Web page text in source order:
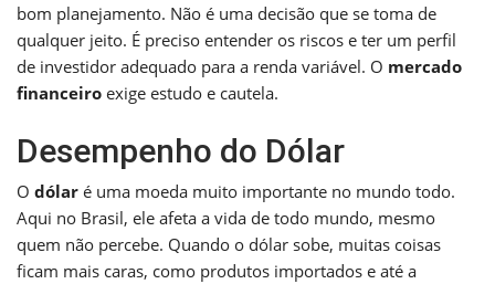
bom planejamento. Não é uma decisão que se toma de
qualquer jeito. É preciso entender os riscos e ter um perfil
de investidor adequado para a renda variável. O mercado
financeiro exige estudo e cautela.
Desempenho do Dólar
O dólar é uma moeda muito importante no mundo todo.
Aqui no Brasil, ele afeta a vida de todo mundo, mesmo
quem não percebe. Quando o dólar sobe, muitas coisas
ficam mais caras, como produtos importados e até a